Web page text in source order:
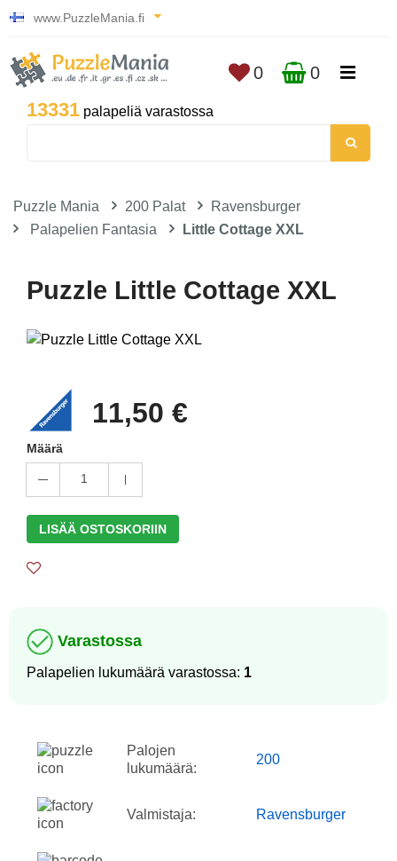
www.PuzzleMania.fi
13331 palapeliä varastossa
0 0
Puzzle Mania 200 Palat
Ravensburger
Palapelien Fantasia
Little Cottage XXL
Puzzle Little Cottage XXL
11,50 €
Määrä
1
LISÄÄ OSTOSKORIIN
Varastossa
Palapelien lukumäärä varastossa: 1
Palojen
lukumäärä:
200
Valmistaja: Ravensburger